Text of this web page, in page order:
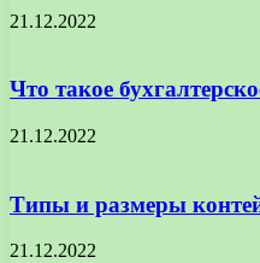
21.12.2022
Что такое
21.12.2022
Типы и размеры
21.12.2022